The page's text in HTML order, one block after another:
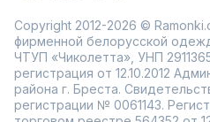
Copyright 2012-2026 ©
фирменной белорусской
ЧТУП «Чиколетта», УНП
регистрация от 12.10.2012
района г. Бреста.
регистрации № 0061143.